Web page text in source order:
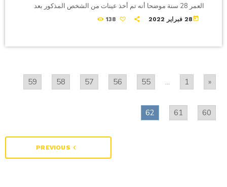
العمر 28 سنة موضحا أنه تم أخذ عينات من الشخص المذكور بعد
ظهور أعراض مختلفة على غرار الشعور بالارهاق و ارتفاع الحرارة
today28 فبراير 2022 138
«
1
...
55
56
57
58
59
60
61
62
navigate_before
PREVIOUS